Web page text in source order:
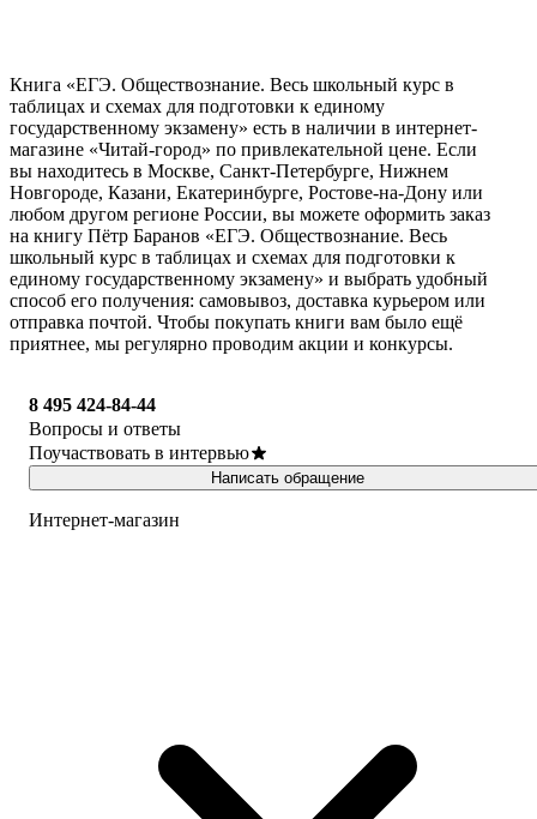
Книга «ЕГЭ. Обществознание. Весь школьный курс в
таблицах и схемах для подготовки к единому
государственному экзамену» есть в наличии в интернет-
магазине «Читай-город» по привлекательной цене. Если
вы находитесь в Москве, Санкт-Петербурге, Нижнем
Новгороде, Казани, Екатеринбурге, Ростове-на-Дону или
любом другом регионе России, вы можете оформить заказ
на книгу Пётр Баранов «ЕГЭ. Обществознание. Весь
школьный курс в таблицах и схемах для подготовки к
единому государственному экзамену» и выбрать удобный
способ его получения: самовывоз, доставка курьером или
отправка почтой. Чтобы покупать книги вам было ещё
приятнее, мы регулярно проводим акции и конкурсы.
8 495 424-84-44
Вопросы и ответы
Поучаствовать в интервью
Написать обращение
Интернет-магазин